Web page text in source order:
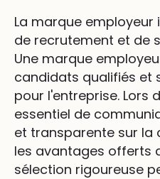
La marque employeur
de recrutement et de
Une marque
candidats qualifiés et
pour l'entreprise. Lors
essentiel de
et transparente sur la
les avantages offerts
sélection rigoureuse